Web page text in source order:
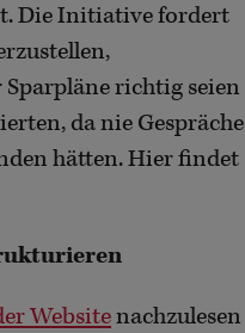
Die Initiative fordert
richtig seien
da nie Gespräche
hätten. Hier findet
Websitenachzulesen